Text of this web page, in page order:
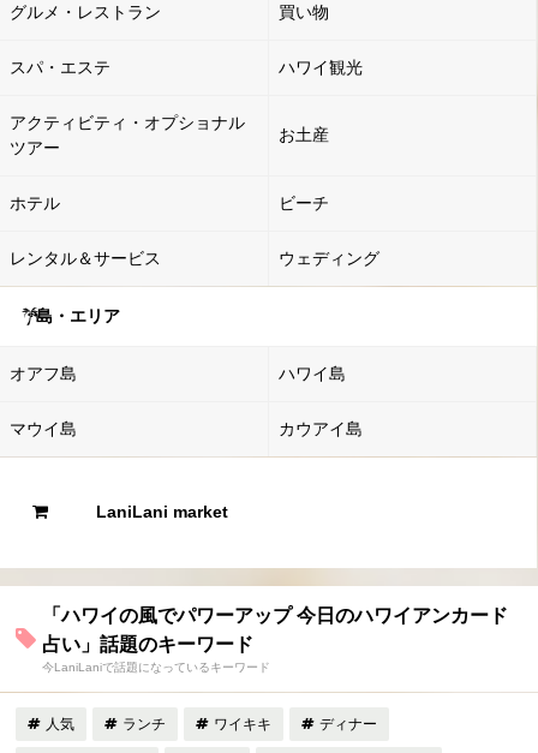
グルメ・レストラン 買い物
スパ・エステ ハワイ観光
アクティビティ・オプショナル
ツアー
お土産
ホテル ビーチ
レンタル＆サービス ウェディング
島・エリア
オアフ島 ハワイ島
マウイ島 カウアイ島
LaniLani market
「ハワイの風でパワーアップ 今日のハワイアンカード
占い」話題のキーワード
今LaniLaniで話題になっているキーワード
人気 ランチ ワイキキ ディナー